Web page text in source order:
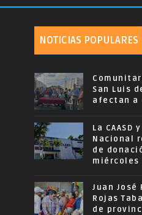
NOTICIAS POPULARES
San Luis
afectan a
La CAASD
Nacional
de
miércoles
Juan José
Rojas
de